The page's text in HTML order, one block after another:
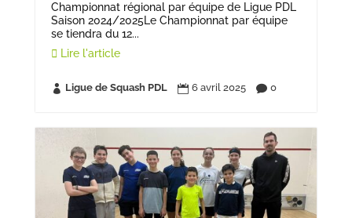
Championnat régional par équipe de Ligue PDL
Saison 2024/2025Le Championnat par équipe
se tiendra du 12...
Lire l'article
 Ligue de Squash PDL  6 avril 2025  0